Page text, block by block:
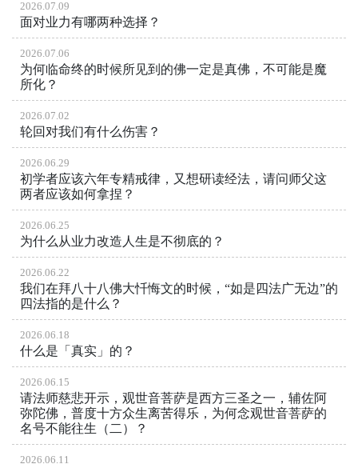
2026.07.09
面对业力有哪两种选择？
2026.07.06
为何临命终的时候所见到的佛一定是真佛，不可能是魔
所化？
2026.07.02
轮回对我们有什么伤害？
2026.06.29
初学者应该六年专精戒律，又想研读经法，请问师父这
两者应该如何拿捏？
2026.06.25
为什么从业力改造人生是不彻底的？
2026.06.22
我们在拜八十八佛大忏悔文的时候，“如是四法广无边”的
四法指的是什么？
2026.06.18
什么是「真实」的？
2026.06.15
请法师慈悲开示，观世音菩萨是西方三圣之一，辅佐阿
弥陀佛，普度十方众生离苦得乐，为何念观世音菩萨的
名号不能往生（二）？
2026.06.11